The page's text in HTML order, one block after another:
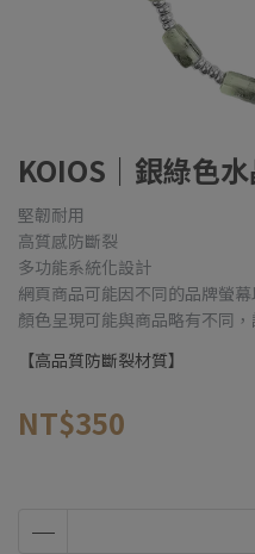
KOIOS｜銀綠色
堅韌耐用
高質感防斷裂
多功能系統化設計
網頁商品可能因不同的品牌螢
顏色呈現可能與商品略有不同
【高品質防斷裂材質】
NT$350